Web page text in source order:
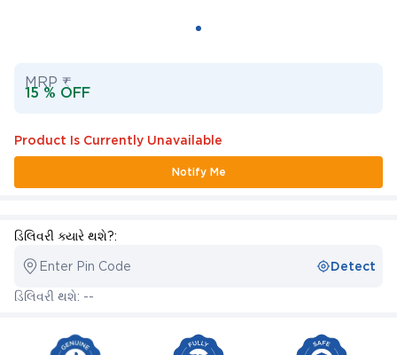
MRP ₹
15 % OFF
Product Is Currently Unavailable
Notify Me
ડિલિવરી ક્યારે થશે?:
Enter Pin Code Detect
ડિલિવરી થશે: --